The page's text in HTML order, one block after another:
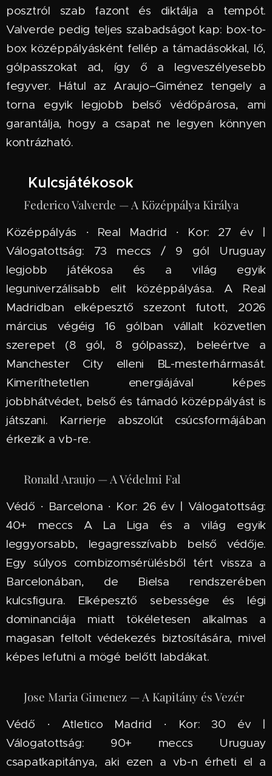
posztról szab fazont és diktálja a tempót.
Valverde pedig teljes szabadságot kap: box-to-
box középpályásként fellép a támadásokkal, lő,
gólpasszokat ad, így ő a legveszélyesebb
fegyver. Hátul az Araujo–Giménez tengely a
torna egyik legjobb belső védőpárosa, ami
garantálja, hogy a csapat ne legyen könnyen
kontrázható.
⭐ Kulcsjátékosok
🇺🇾 Federico Valverde — A Középpálya Királya
Középpályás · Real Madrid · Kor: 27 év |
Válogatottság: 73 meccs / 9 gól Uruguay
legjobb játékosa és a világ egyik
leguniverzálisabb elit középpályása. A Real
Madridban elképesztő szezont futott, 2026
március végéig 16 gólban vállalt közvetlen
szerepet (8 gól, 8 gólpassz), beleértve a
Manchester City elleni BL-mesterhármasát.
Kimeríthetetlen energiájával képes
jobbhátvédet, belső és támadó középpályást is
játszani. Karrierje abszolút csúcsformájában
érkezik a vb-re.
🇺🇾 Ronald Araujo — A Védelmi Fal
Védő · Barcelona · Kor: 26 év | Válogatottság:
40+ meccs A La Liga és a világ egyik
leggyorsabb, legagresszívabb belső védője.
Egy súlyos combizomsérülésből tért vissza a
Barcelonában, de Bielsa rendszerében
kulcsfigura. Elképesztő sebessége és légi
dominanciája miatt tökéletesen alkalmas a
magasan feltolt védekezés biztosítására, mivel
képes lefutni a mögé belőtt labdákat.
🇺🇾 Jose Maria Gimenez — A Kapitány és Vezér
Védő · Atletico Madrid · Kor: 30 év |
Válogatottság: 90+ meccs Uruguay
csapatkapitánya, aki ezen a vb-n érheti el a